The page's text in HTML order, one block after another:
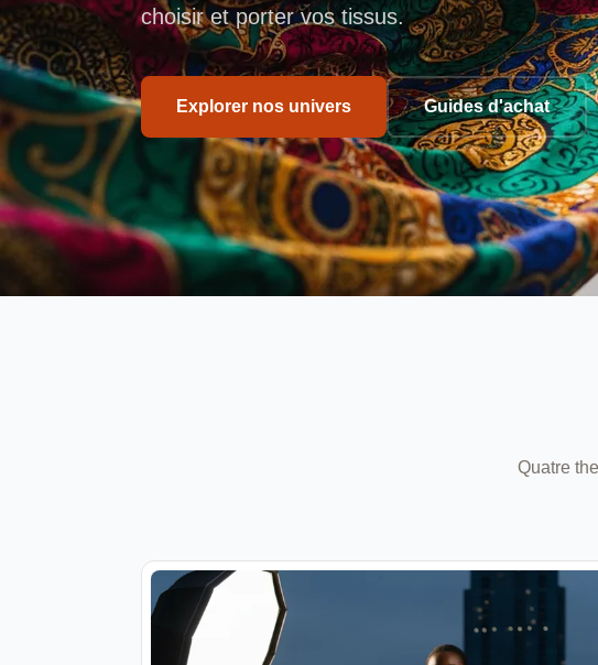
choisir et porter vos tissus.
Explorer nos univers Guides d'achat
Quatre